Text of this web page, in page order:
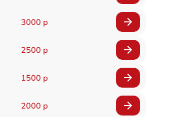
3000 р
2500 р
1500 р
2000 р